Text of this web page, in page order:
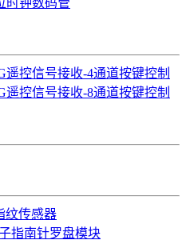
时钟数码管
遥控信号接收-4通道按键控制
遥控信号接收-8通道按键控制
纹传感器
指南针罗盘模块